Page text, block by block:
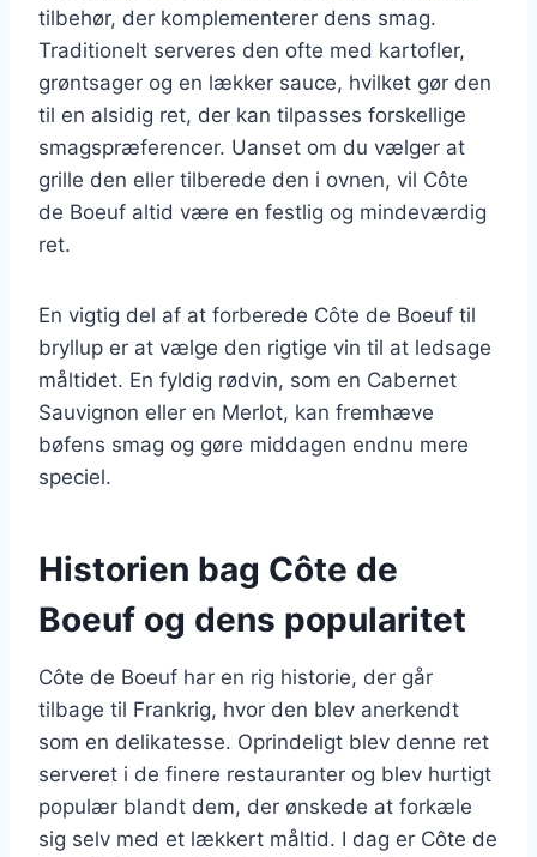
tilbehør, der komplementerer dens smag.
Traditionelt serveres den ofte med kartofler,
grøntsager og en lækker sauce, hvilket gør den
til en alsidig ret, der kan tilpasses forskellige
smagspræferencer. Uanset om du vælger at
grille den eller tilberede den i ovnen, vil Côte
de Boeuf altid være en festlig og mindeværdig
ret.
En vigtig del af at forberede Côte de Boeuf til
bryllup er at vælge den rigtige vin til at ledsage
måltidet. En fyldig rødvin, som en Cabernet
Sauvignon eller en Merlot, kan fremhæve
bøfens smag og gøre middagen endnu mere
speciel.
Historien bag Côte de
Boeuf og dens popularitet
Côte de Boeuf har en rig historie, der går
tilbage til Frankrig, hvor den blev anerkendt
som en delikatesse. Oprindeligt blev denne ret
serveret i de finere restauranter og blev hurtigt
populær blandt dem, der ønskede at forkæle
sig selv med et lækkert måltid. I dag er Côte de